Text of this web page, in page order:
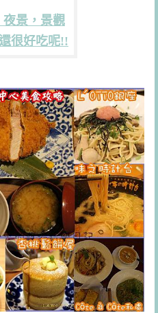
景，景觀
很好吃呢!!